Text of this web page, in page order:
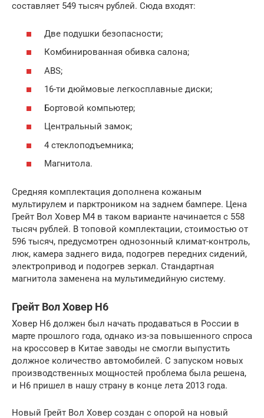
составляет 549 тысяч рублей. Сюда входят:
Две подушки безопасности;
Комбинированная обивка салона;
ABS;
16-ти дюймовые легкосплавные диски;
Бортовой компьютер;
Центральный замок;
4 стеклоподъемника;
Магнитола.
Средняя комплектация дополнена кожаным
мультирулем и парктроником на заднем бампере. Цена
Грейт Вол Ховер М4 в таком варианте начинается с 558
тысяч рублей. В топовой комплектации, стоимостью от
596 тысяч, предусмотрен однозонный климат-контроль,
люк, камера заднего вида, подогрев передних сидений,
электропривод и подогрев зеркал. Стандартная
магнитола заменена на мультимедийную систему.
Грейт Вол Ховер H6
Ховер H6 должен был начать продаваться в России в
марте прошлого года, однако из-за повышенного спроса
на кроссовер в Китае заводы не смогли выпустить
должное количество автомобилей. С запуском новых
производственных мощностей проблема была решена,
и Н6 пришел в нашу страну в конце лета 2013 года.
Новый Грейт Вол Ховер создан с опорой на новый